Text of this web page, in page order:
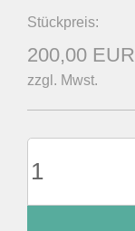
Stückpreis:
200,00 EUR
zzgl. Mwst.